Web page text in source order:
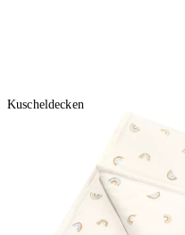
Kuscheldecken